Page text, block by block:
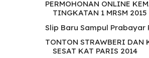
PERMOHONAN ONLINE
TINGKATAN 1 MRSM 2015
Slip Baru Sampul Prabayar
TONTON STRAWBERI DAN
SESAT KAT PARIS 2014